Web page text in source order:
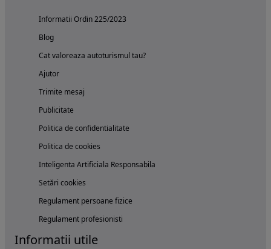
Informatii Ordin 225/2023
Blog
Cat valoreaza autoturismul tau?
Ajutor
Trimite mesaj
Publicitate
Politica de confidentialitate
Politica de cookies
Inteligenta Artificiala Responsabila
Setări cookies
Regulament persoane fizice
Regulament profesionisti
Informatii utile